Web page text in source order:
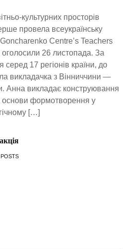
культурних просторів
провела всеукраїнську
Centre’s Teachers
26 листопада. За
серед 17 регіонів країни, до
викладачка з Вінниччини —
Анна викладає конструювання
основи формотворення у
[…]
POSTS